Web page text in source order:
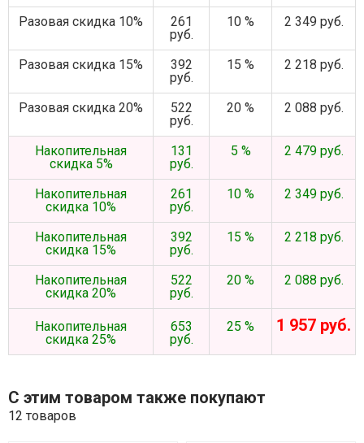
Разовая скидка 10%
261
руб.
10 % 2 349 руб.
Разовая скидка 15%
392
руб.
15 % 2 218 руб.
Разовая скидка 20%
522
руб.
20 % 2 088 руб.
Накопительная
скидка 5%
131
руб.
5 % 2 479 руб.
Накопительная
скидка 10%
261
руб.
10 % 2 349 руб.
Накопительная
скидка 15%
392
руб.
15 % 2 218 руб.
Накопительная
скидка 20%
522
руб.
20 % 2 088 руб.
Накопительная
скидка 25%
653
руб.
25 % 1 957 руб.
С этим товаром также покупают
12 товаров